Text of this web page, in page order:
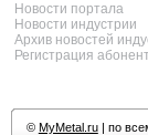
Новости портала
Новости индустрии
Архив новостей
Регистрация
© MyMetal.ru| по